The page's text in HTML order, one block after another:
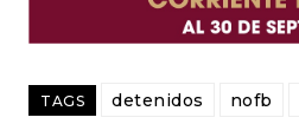
TAGS detenidos nofb